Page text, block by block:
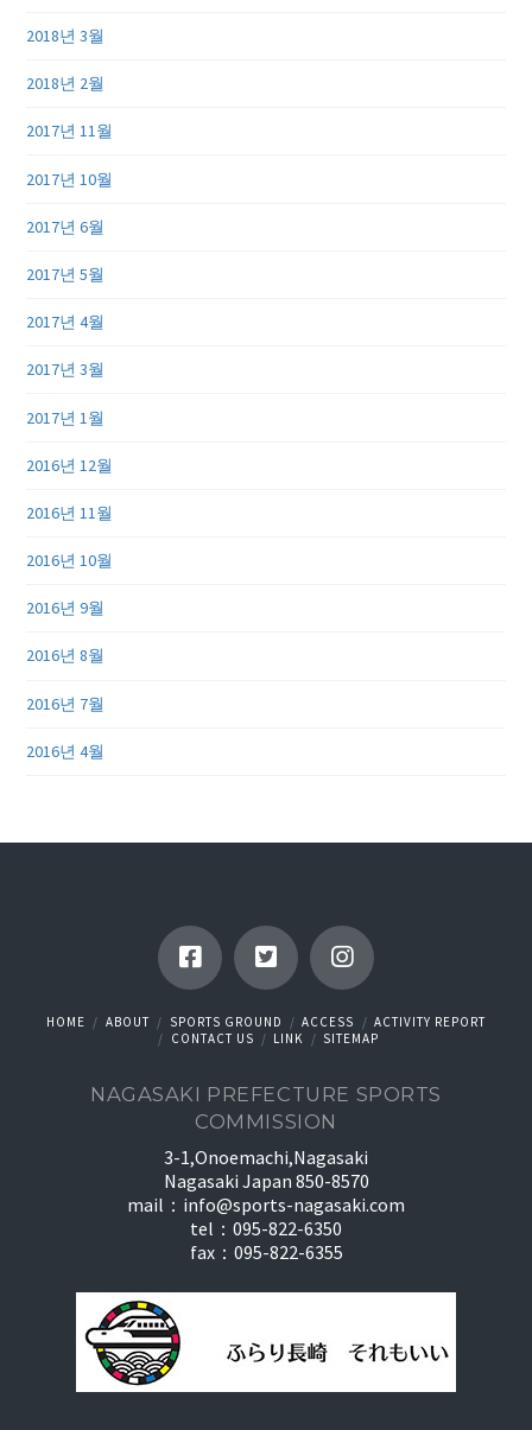
2018년 3월
2018년 2월
2017년 11월
2017년 10월
2017년 6월
2017년 5월
2017년 4월
2017년 3월
2017년 1월
2016년 12월
2016년 11월
2016년 10월
2016년 9월
2016년 8월
2016년 7월
2016년 4월
HOME ABOUT SPORTS GROUND ACCESS
ACTIVITY REPORT
CONTACT US
LINK SITEMAP
NAGASAKI PREFECTURE SPORTS
COMMISSION
3-1,Onoemachi,Nagasaki
Nagasaki Japan 850-8570
mail： info@sports-nagasaki.com
tel：095-822-6350
fax：095-822-6355